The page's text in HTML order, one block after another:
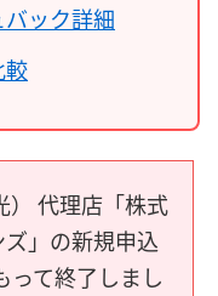
ック詳細
較
） 代理店「株式
」の新規申込
って終了しまし